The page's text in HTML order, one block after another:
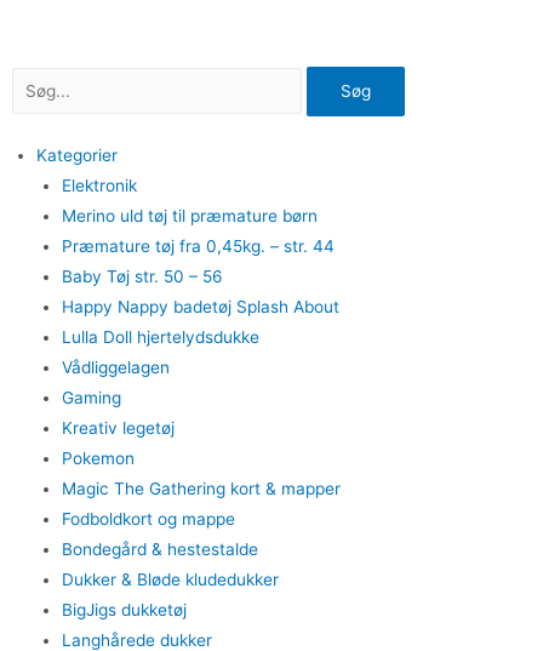
Søg
Kategorier
Elektronik
Merino uld tøj til præmature børn
Præmature tøj fra 0,45kg. – str. 44
Baby Tøj str. 50 – 56
Happy Nappy badetøj Splash About
Lulla Doll hjertelydsdukke
Vådliggelagen
Gaming
Kreativ legetøj
Pokemon
Magic The Gathering kort & mapper
Fodboldkort og mappe
Bondegård & hestestalde
Dukker & Bløde kludedukker
BigJigs dukketøj
Langhårede dukker